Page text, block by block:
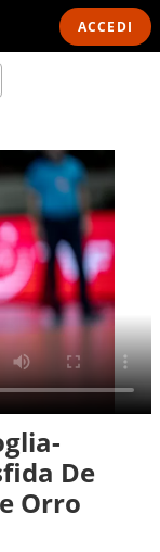
ACCEDI
De
Orro